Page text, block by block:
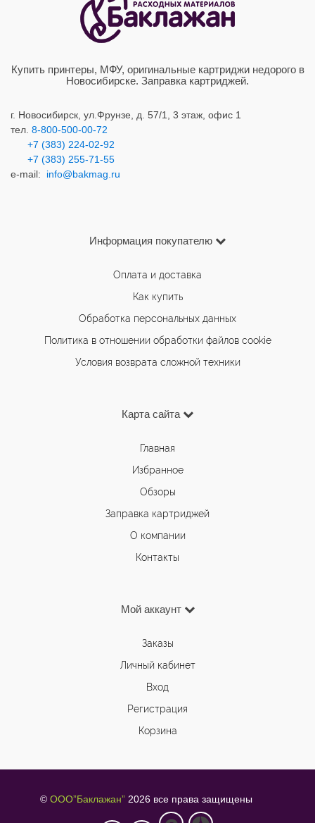
Купить принтеры, МФУ, оригинальные картриджи недорого в
Новосибирске. Заправка картриджей.
г. Новосибирск, ул.Фрунзе, д. 57/1, 3 этаж, офис 1
тел. 8-800-500-00-72
+7 (383) 224-02-92
+7 (383) 255-71-55
e-mail: info@bakmag.ru
Информация покупателю
Оплата и доставка
Как купить
Обработка персональных данных
Политика в отношении обработки файлов cookie
Условия возврата сложной техники
Карта сайта
Главная
Избранное
Обзоры
Заправка картриджей
О компании
Контакты
Мой аккаунт
Заказы
Личный кабинет
Вход
Регистрация
Корзина
© ООО”Баклажан” 2026 все права защищены